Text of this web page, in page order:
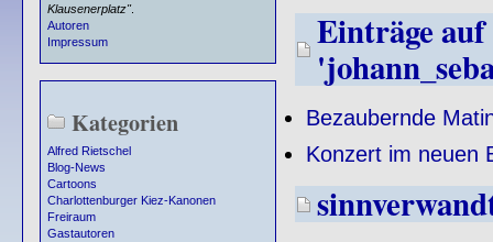
Klausenerplatz".
Autoren
Impressum
Kategorien
Alfred Rietschel
Blog-News
Cartoons
Charlottenburger Kiez-Kanonen
Freiraum
Gastautoren
Einträge
Bezaubernde
Konzert im neuen